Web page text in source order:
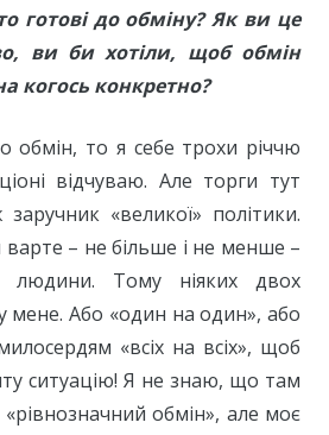
готові до обміну? Як ви це
ви би хотіли, щоб обмін
когось конкретно?
обмін, то я себе трохи річчю
відчуваю. Але торги тут
«великої» політики.
– не більше і не менше –
людини. Тому ніяких двох
мене. Або «один на один», або
«всіх на всіх», щоб
ситуацію! Я не знаю, що там
«рівнозначний обмін», але моє